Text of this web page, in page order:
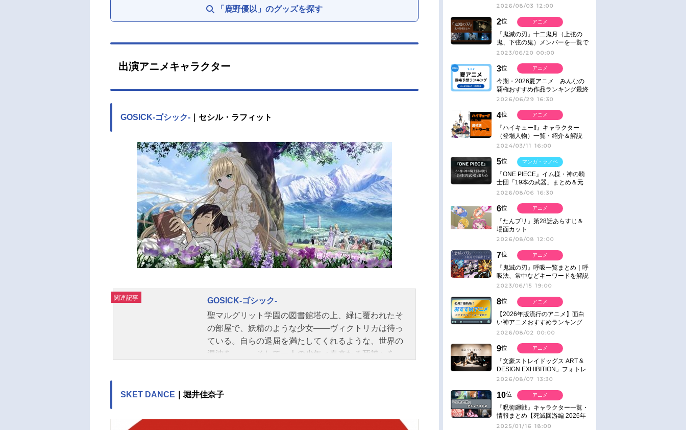
「鹿野優以」のグッズを探す
出演アニメキャラクター
GOSICK-ゴシック- ｜セシル・ラフィット
関連記事
GOSICK-ゴシック-
聖マルグリット学園の図書館塔の上、緑に覆われたそ
の部屋で、妖精のような少女――ヴィクトリカは待っ
ている。自らの退屈を満たしてくれるような、世界の
混沌を――。そして一人の少年＜春来たる死神＞を―
ジュール2011年1月7日（金）～2011年7月1日（金）テ
碧久城一弥：江口拓也アブリル：下屋則子グレヴィー
SKET DANCE ｜堀井佳奈子
2026/08/03 12:00
2位
『鬼滅の刃』十二鬼月（上弦の
鬼、下弦の鬼）メンバーを一覧で
紹介＆解説（登場鬼の情報まと
2023/06/20 00:00
アニメ
3位
今期・2026夏アニメ みんなの
覇権おすすめ作品ランキング最終
結果発表！
2026/06/29 16:30
アニメ
4位
『ハイキュー!!』キャラクター
（登場人物）一覧・紹介＆解説
2024/03/11 16:00
アニメ
5位
『ONE PIECE』イム様・神の騎
士団「19本の武器」まとめ＆元
ネタ
2026/08/06 16:30
マンガ・ラノベ
6位
『たんプリ』第28話あらすじ＆
場面カット
2026/08/08 12:00
アニメ
7位
『鬼滅の刃』呼吸一覧まとめ｜呼
吸法、常中などキーワードを解説
2023/06/15 19:00
アニメ
8位
【2026年版流行のアニメ】面白
い神アニメおすすめランキング
【名作・話題作】｜ジャンル別人
2026/08/02 00:00
アニメ
9位
「文豪ストレイドッグス ART &
DESIGN EXHIBITION」フォトレ
ポート
2026/08/07 13:30
アニメ
10位
『呪術廻戦』キャラクター一覧・
情報まとめ【死滅回游編 2026年
1月放送】
2025/01/16 18:00
アニメ